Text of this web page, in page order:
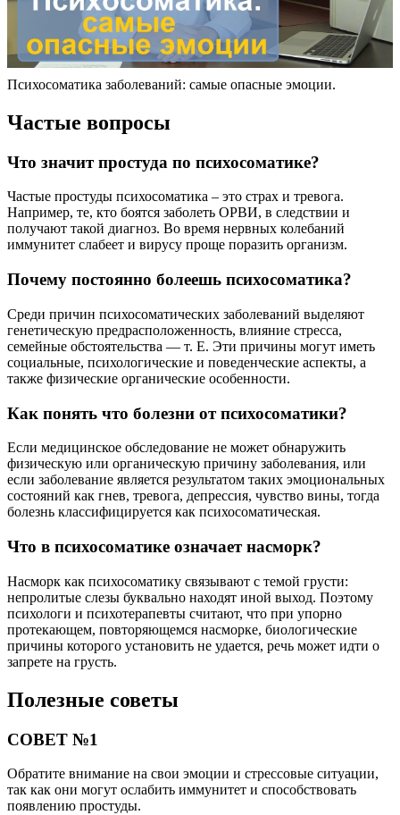
Психосоматика заболеваний: самые опасные эмоции.
Частые вопросы
Что значит простуда по психосоматике?
Частые простуды психосоматика – это страх и тревога.
Например, те, кто боятся заболеть ОРВИ, в следствии и
получают такой диагноз. Во время нервных колебаний
иммунитет слабеет и вирусу проще поразить организм.
Почему постоянно болеешь психосоматика?
Среди причин психосоматических заболеваний выделяют
генетическую предрасположенность, влияние стресса,
семейные обстоятельства — т. Е. Эти причины могут иметь
социальные, психологические и поведенческие аспекты, а
также физические органические особенности.
Как понять что болезни от психосоматики?
Если медицинское обследование не может обнаружить
физическую или органическую причину заболевания, или
если заболевание является результатом таких эмоциональных
состояний как гнев, тревога, депрессия, чувство вины, тогда
болезнь классифицируется как психосоматическая.
Что в психосоматике означает насморк?
Насморк как психосоматику связывают с темой грусти:
непролитые слезы буквально находят иной выход. Поэтому
психологи и психотерапевты считают, что при упорно
протекающем, повторяющемся насморке, биологические
причины которого установить не удается, речь может идти о
запрете на грусть.
Полезные советы
СОВЕТ №1
Обратите внимание на свои эмоции и стрессовые ситуации,
так как они могут ослабить иммунитет и способствовать
появлению простуды.